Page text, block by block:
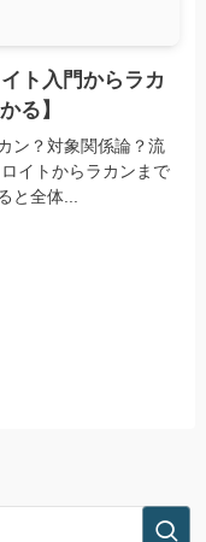
ト入門からラカ
る】
ン？対象関係論？流
イトからラカンまで
と全体...